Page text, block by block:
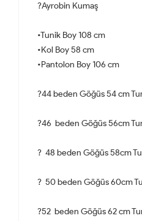
?Ayrobin Kumaş
•Tunik Boy 108 cm
•Kol Boy 58 cm
•Pantolon Boy 106 cm
?44 beden Göğüs 54 cm
?46 beden Göğüs 56cm
? 48 beden Göğüs 58cm
? 50 beden Göğüs 60cm
?52 beden Göğüs 62 cm